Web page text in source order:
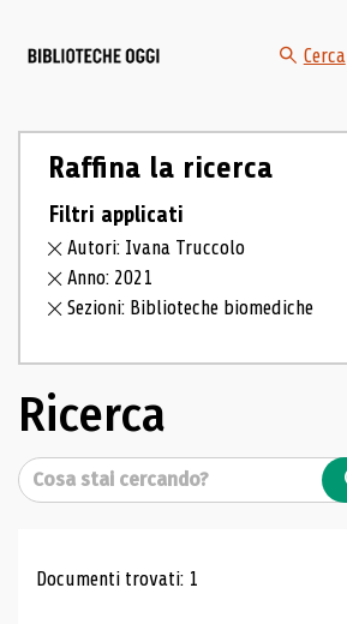
Cerca
Raffina la ricerca
Filtri applicati
Autori: Ivana Truccolo
Anno: 2021
Sezioni: Biblioteche biomediche
Ricerca
Cerca
Risultati di ricerca
Documenti trovati: 1